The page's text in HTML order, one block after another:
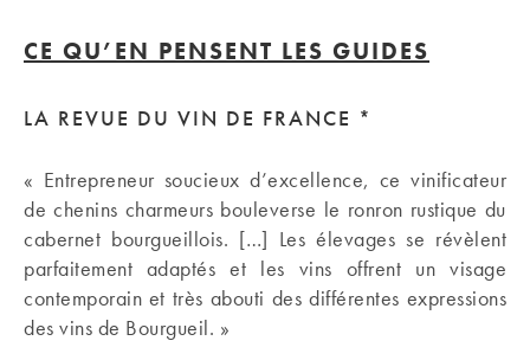
CE QU’EN PENSENT LES GUIDES
LA REVUE DU VIN DE FRANCE *
« Entrepreneur soucieux d’excellence, ce vinificateur
de chenins charmeurs bouleverse le ronron rustique du
cabernet bourgueillois. […] Les élevages se révèlent
parfaitement adaptés et les vins offrent un visage
contemporain et très abouti des différentes expressions
des vins de Bourgueil. »